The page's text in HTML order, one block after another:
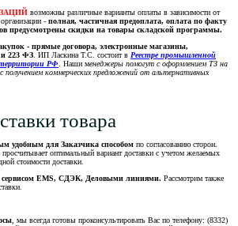
возможны различные варианты оплаты в зависимости от
- полная, частичная предоплата, оплата по факту
предусмотрены скидки на товары складской программы.
- прямые договора, электронные магазины,
и 223 ФЗ. ИП Ласкина Т.С. состоит в Реестре промышленной
территории РФ. Наши менеджеры помогут с оформлением ТЗ на
получением коммерческих предложений от альтернативных
товара
удобным для Заказчика способом по согласованию сторон.
оптимальный вариант доставки с учетом желаемых
стоимости доставки.
сервисом EMS, СДЭК, Деловыми линиями. Рассмотрим также
, мы всегда готовы проконсультировать Вас по телефону: (8332)